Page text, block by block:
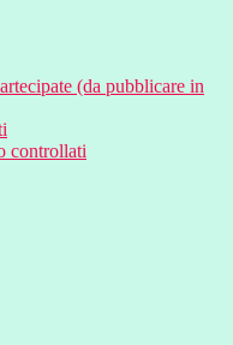
(da pubblicare in
controllati